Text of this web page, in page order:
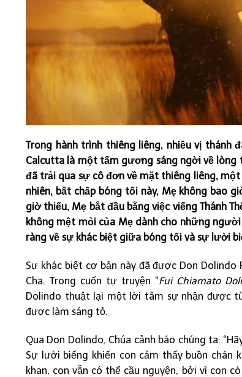
Trong hành trình thiêng liêng, nhiều vị thánh
Calcutta là một tấm gương sáng ngời về lòng
đã trải qua sự cô đơn về mặt thiêng liêng, một
nhiên, bất chấp bóng tối này, Mẹ không bao
giờ thiếu, Mẹ bắt đầu bằng việc viếng Thánh
không mệt mỏi của Mẹ dành cho những
ràng về sự khác biệt giữa bóng tối và sự lười
Sự khác biệt cơ bản này đã được Don
Cha. Trong cuốn tự truyện “Fui Chiamato
Dolindo thuật lại một lời tâm sự nhận được
được làm sáng tỏ.
Qua Don Dolindo, Chúa cảnh báo chúng ta:
Sự lười biếng khiến con cảm thấy buồn chán
khan, con vẫn có thể cầu nguyện, bởi vì con